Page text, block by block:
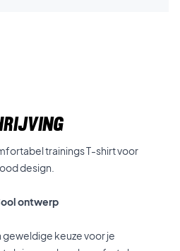
trainings T-shirt voor
design.
ontwerp
geweldige keuze voor je